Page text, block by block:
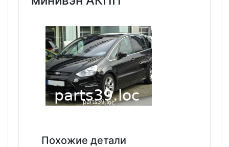
Похожие детали